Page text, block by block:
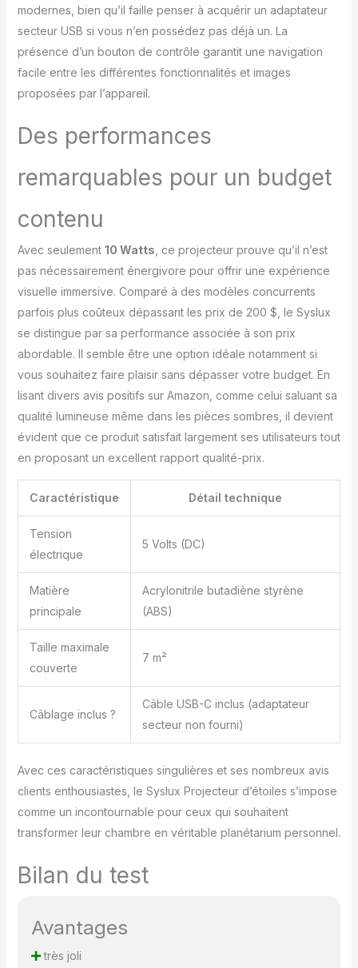
veilleuse pour chambre
d'enfant n'a besoin que
de 3 étapes pour vous
guider à travers
l'expérience visuelle du
l'interrupteur, régler la
mise au point. Design
enfants. Changement
intellectuel des enfants.
Cadeau idéal pour les
enfants et les
décorations : le
projecteur de veilleuse
étoilée peut décorer une
chambre d'enfant, une
crèche et une chambre. Il
peut accompagner les
garçons et les filles dans
la croissance, le moteur
silencieux et le ciel
à apaiser et calmer les
bébés et à s'endormir
rapidement. Un cadeau
idéal pour les adultes et
une chambre d'enfant,
anniversaire, une fête,
des décorations de Noël
et un anniversaire.
modernes, bien qu’il faille penser à acquérir un adaptateur
secteur USB si vous n’en possédez pas déjà un. La
présence d’un bouton de contrôle garantit une navigation
facile entre les différentes fonctionnalités et images
proposées par l’appareil.
Des performances
remarquables pour un budget
contenu
Avec seulement 10 Watts , ce projecteur prouve qu’il n’est
pas nécessairement énergivore pour offrir une expérience
visuelle immersive. Comparé à des modèles concurrents
parfois plus coûteux dépassant les prix de 200 $, le Syslux
se distingue par sa performance associée à son prix
abordable. Il semble être une option idéale notamment si
vous souhaitez faire plaisir sans dépasser votre budget. En
lisant divers avis positifs sur Amazon, comme celui saluant sa
qualité lumineuse même dans les pièces sombres, il devient
évident que ce produit satisfait largement ses utilisateurs tout
en proposant un excellent rapport qualité-prix.
Caractéristique Détail technique
Tension
électrique
5 Volts (DC)
Matière
principale
Acrylonitrile butadiène styrène
(ABS)
Taille maximale
couverte
7 m²
Câblage inclus ?
Câble USB-C inclus (adaptateur
secteur non fourni)
Avec ces caractéristiques singulières et ses nombreux avis
clients enthousiastes, le Syslux Projecteur d’étoiles s’impose
comme un incontournable pour ceux qui souhaitent
transformer leur chambre en véritable planétarium personnel.
Bilan du test
Avantages
très joli